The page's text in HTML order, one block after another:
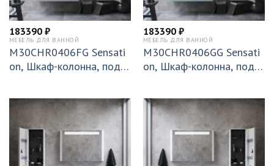
183390 ₽
МЕБЕЛЬ ДЛЯ ВАННОЙ
M30CHR0406FG Sensati
on, Шкаф-колонна, подве
шт
183390 ₽
МЕБЕЛЬ ДЛЯ ВАННОЙ
M30CHR0406GG Sensati
on, Шкаф-колонна, подве